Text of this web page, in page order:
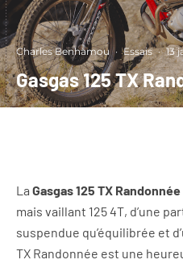
Charles Benhamou · Essais · 13
Gasgas 125 TX
La Gasgas 125 TX Randonnée
mais vaillant 125 4T, d’une
suspendue qu’équilibrée et
TX Randonnée est une